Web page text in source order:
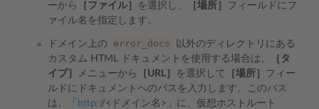
ーから
［ファイル］ を選択し、 ［場所］ フィールドにフ
ァイル名を指定します。
ドメイン上の error_docs
以外のディレクトリにある
カスタム HTML ドキュメントを使用する場合は、
［タ
イプ］
メニューから ［URL］ を選択して ［場所］ フィー
ルドにドキュメントへのパスを入力します。このパス
は、「 http://<ドメイン名>」に、仮想ホストルート